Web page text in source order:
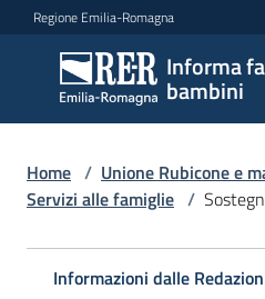
Vai al contenuto
Vai alla navigazione
Vai al footer
Regione Emilia-Romagna
Informa
bambini
Informa
famiglie
e
bambini
Argomenti
Home / Unione Rubicone e
Servizi alle famiglie /
Informazioni dalle